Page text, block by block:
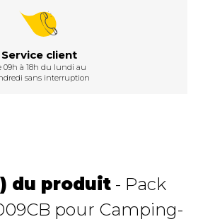
Service client
09h à 18h du lundi au
sans interruption
du produit- Pack
pour Camping-